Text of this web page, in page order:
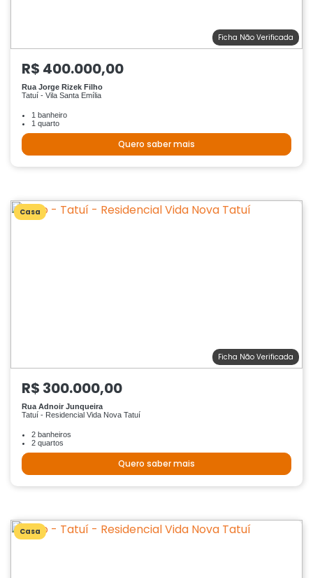
Ficha Não Verificada
R$ 400.000,00
Rua Jorge Rizek Filho
Tatuí - Vila Santa Emília
1 banheiro
1 quarto
Quero saber mais
Casa
Ficha Não Verificada
R$ 300.000,00
Rua Adnoir Junqueira
Tatuí - Residencial Vida Nova Tatuí
2 banheiros
2 quartos
Quero saber mais
Casa